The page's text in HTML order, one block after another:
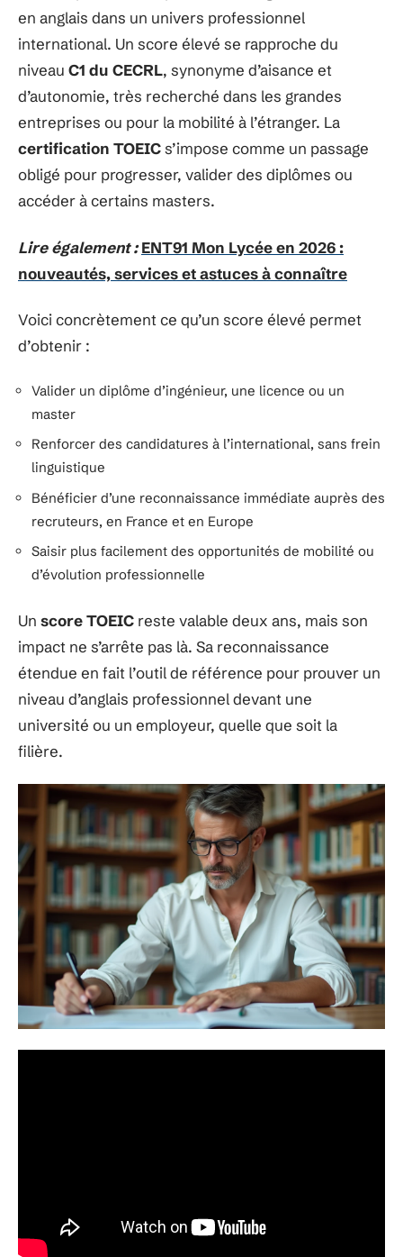
en anglais dans un univers professionnel
international. Un score élevé se rapproche du
niveau C1 du CECRL, synonyme d’aisance et
d’autonomie, très recherché dans les grandes
entreprises ou pour la mobilité à l’étranger. La
certification TOEICs’impose comme un passage
obligé pour progresser, valider des diplômes ou
accéder à certains masters.
Lire également : ENT91 Mon Lycée en 2026 :
nouveautés, services et astuces à connaître
Voici concrètement ce qu’un score élevé permet
d’obtenir :
Valider un diplôme d’ingénieur, une licence ou un
master
Renforcer des candidatures à l’international, sans frein
linguistique
Bénéficier d’une reconnaissance immédiate auprès des
recruteurs, en France et en Europe
Saisir plus facilement des opportunités de mobilité ou
d’évolution professionnelle
Un score TOEIC reste valable deux ans, mais son
impact ne s’arrête pas là. Sa reconnaissance
étendue en fait l’outil de référence pour prouver un
niveau d’anglais professionnel devant une
université ou un employeur, quelle que soit la
filière.